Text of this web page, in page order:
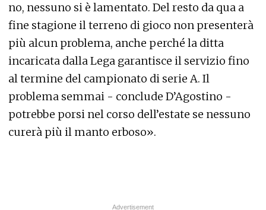
no, nessuno si è lamentato. Del resto da qua a
fine stagione il terreno di gioco non presenterà
più alcun problema, anche perché la ditta
incaricata dalla Lega garantisce il servizio fino
al termine del campionato di serie A. Il
problema semmai - conclude D’Agostino -
potrebbe porsi nel corso dell’estate se nessuno
curerà più il manto erboso».